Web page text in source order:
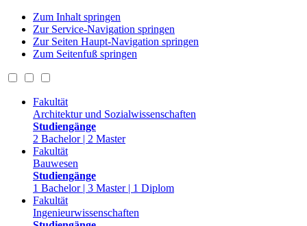
Zum Inhalt springen
Zur Service-Navigation springen
Zur Seiten Haupt-Navigation springen
Zum Seitenfuß springen
Fakultät
Architektur und Sozialwissenschaften
Studiengänge
2 Bachelor | 2 Master
Fakultät
Bauwesen
Studiengänge
1 Bachelor | 3 Master | 1 Diplom
Fakultät
Ingenieurwissenschaften